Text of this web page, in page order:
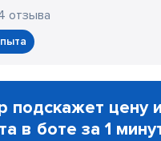
отзыва
подскажет цену
в боте за 1